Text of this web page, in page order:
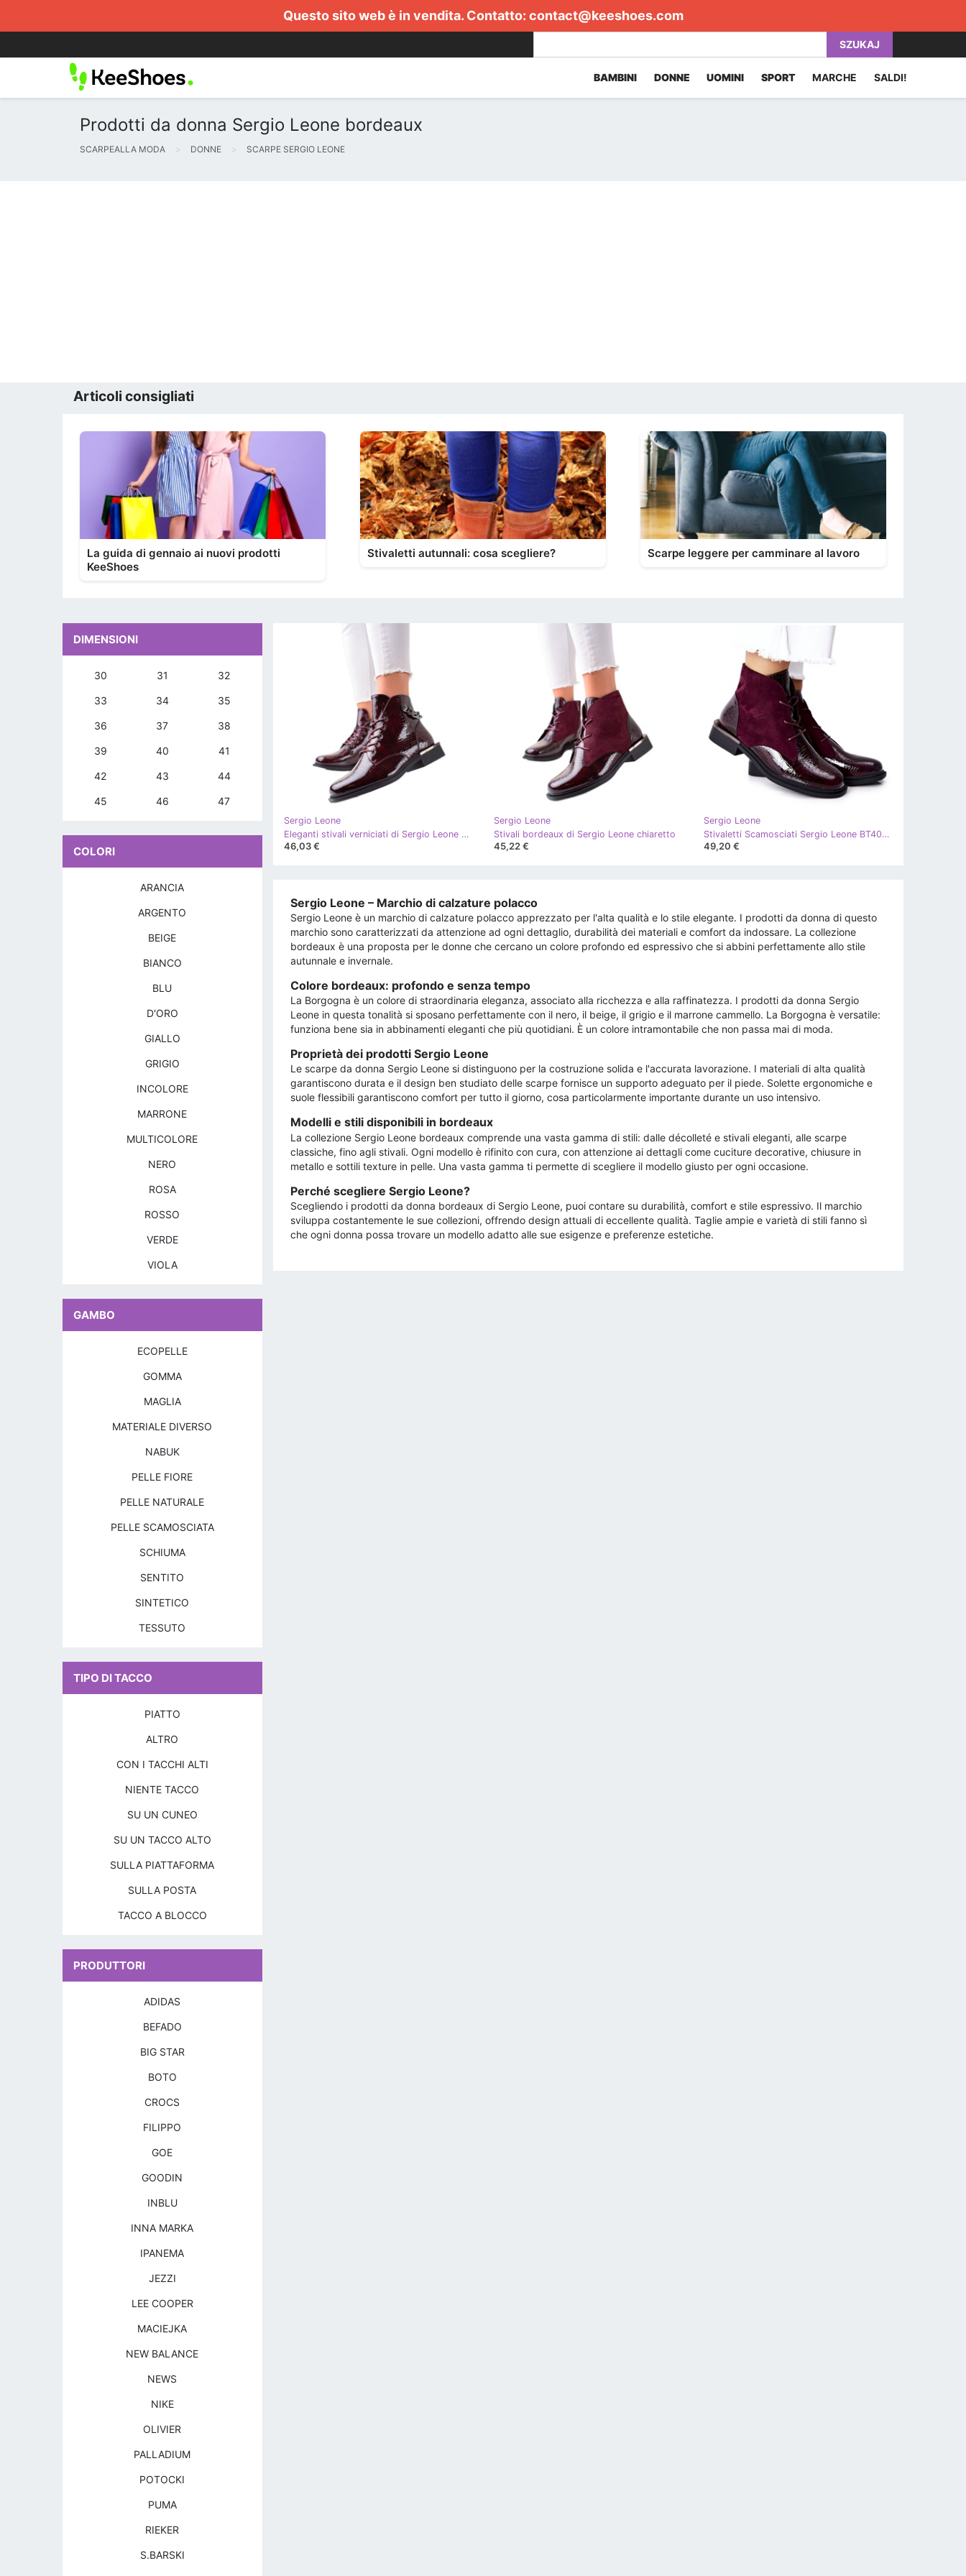
Questo sito web è in vendita. Contatto: contact@keeshoes.com
SZUKAJ
BAMBINI DONNE UOMINI SPORT MARCHE SALDI!
Prodotti da donna Sergio Leone bordeaux
SCARPEALLA MODA DONNE SCARPE SERGIO LEONE
Articoli consigliati
La guida di gennaio ai nuovi prodotti
KeeShoes
Stivaletti autunnali: cosa scegliere? Scarpe leggere per camminare al lavoro
Sergio Leone
Eleganti stivali verniciati di Sergio Leone chiaretto
46,03 €
Sergio Leone
Stivali bordeaux di Sergio Leone chiaretto
45,22 €
Sergio Leone
Stivaletti Scamosciati Sergio Leone BT401 Borgogna chiaretto
49,20 €
Sergio Leone – Marchio di calzature polacco
Sergio Leone è un marchio di calzature polacco apprezzato per l'alta qualità e lo stile elegante. I prodotti da donna di questo
marchio sono caratterizzati da attenzione ad ogni dettaglio, durabilità dei materiali e comfort da indossare. La collezione
bordeaux è una proposta per le donne che cercano un colore profondo ed espressivo che si abbini perfettamente allo stile
autunnale e invernale.
Colore bordeaux: profondo e senza tempo
La Borgogna è un colore di straordinaria eleganza, associato alla ricchezza e alla raffinatezza. I prodotti da donna Sergio
Leone in questa tonalità si sposano perfettamente con il nero, il beige, il grigio e il marrone cammello. La Borgogna è versatile:
funziona bene sia in abbinamenti eleganti che più quotidiani. È un colore intramontabile che non passa mai di moda.
Proprietà dei prodotti Sergio Leone
Le scarpe da donna Sergio Leone si distinguono per la costruzione solida e l'accurata lavorazione. I materiali di alta qualità
garantiscono durata e il design ben studiato delle scarpe fornisce un supporto adeguato per il piede. Solette ergonomiche e
suole flessibili garantiscono comfort per tutto il giorno, cosa particolarmente importante durante un uso intensivo.
Modelli e stili disponibili in bordeaux
La collezione Sergio Leone bordeaux comprende una vasta gamma di stili: dalle décolleté e stivali eleganti, alle scarpe
classiche, fino agli stivali. Ogni modello è rifinito con cura, con attenzione ai dettagli come cuciture decorative, chiusure in
metallo e sottili texture in pelle. Una vasta gamma ti permette di scegliere il modello giusto per ogni occasione.
Perché scegliere Sergio Leone?
Scegliendo i prodotti da donna bordeaux di Sergio Leone, puoi contare su durabilità, comfort e stile espressivo. Il marchio
sviluppa costantemente le sue collezioni, offrendo design attuali di eccellente qualità. Taglie ampie e varietà di stili fanno sì
che ogni donna possa trovare un modello adatto alle sue esigenze e preferenze estetiche.
DIMENSIONI
30 31 32
33 34 35
36 37 38
39 40 41
42 43 44
45 46 47
COLORI
ARANCIA
ARGENTO
BEIGE
BIANCO
BLU
D'ORO
GIALLO
GRIGIO
INCOLORE
MARRONE
MULTICOLORE
NERO
ROSA
ROSSO
VERDE
VIOLA
GAMBO
ECOPELLE
GOMMA
MAGLIA
MATERIALE DIVERSO
NABUK
PELLE FIORE
PELLE NATURALE
PELLE SCAMOSCIATA
SCHIUMA
SENTITO
SINTETICO
TESSUTO
TIPO DI TACCO
PIATTO
ALTRO
CON I TACCHI ALTI
NIENTE TACCO
SU UN CUNEO
SU UN TACCO ALTO
SULLA PIATTAFORMA
SULLA POSTA
TACCO A BLOCCO
PRODUTTORI
ADIDAS
BEFADO
BIG STAR
BOTO
CROCS
FILIPPO
GOE
GOODIN
INBLU
INNA MARKA
IPANEMA
JEZZI
LEE COOPER
MACIEJKA
NEW BALANCE
NEWS
NIKE
OLIVIER
PALLADIUM
POTOCKI
PUMA
RIEKER
S.BARSKI